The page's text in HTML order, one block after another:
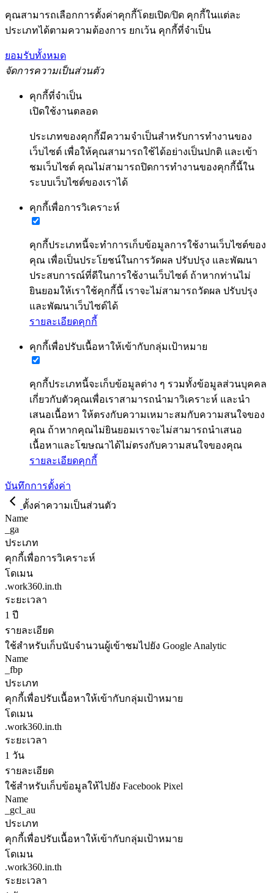
คุณสามารถเลือกการตั้งค่าคุกกี้โดยเปิด/ปิด คุกกี้ในแต่ละ
ประเภทได้ตามความต้องการ ยกเว้น คุกกี้ที่จำเป็น
ยอมรับทั้งหมด
จัดการความเป็นส่วนตัว
คุกกี้ที่จำเป็น
เปิดใช้งานตลอด
ประเภทของคุกกี้มีความจำเป็นสำหรับการทำงานของ
เว็บไซต์ เพื่อให้คุณสามารถใช้ได้อย่างเป็นปกติ และเข้า
ชมเว็บไซต์ คุณไม่สามารถปิดการทำงานของคุกกี้นี้ใน
ระบบเว็บไซต์ของเราได้
คุกกี้เพื่อการวิเคราะห์
คุกกี้ประเภทนี้จะทำการเก็บข้อมูลการใช้งานเว็บไซต์ของ
คุณ เพื่อเป็นประโยชน์ในการวัดผล ปรับปรุง และพัฒนา
ประสบการณ์ที่ดีในการใช้งานเว็บไซต์ ถ้าหากท่านไม่
ยินยอมให้เราใช้คุกกี้นี้ เราจะไม่สามารถวัดผล ปรับปรุง
และพัฒนาเว็บไซต์ได้
รายละเอียดคุกกี้
คุกกี้เพื่อปรับเนื้อหาให้เข้ากับกลุ่มเป้าหมาย
คุกกี้ประเภทนี้จะเก็บข้อมูลต่าง ๆ รวมทั้งข้อมูลส่วนบุคคล
เกี่ยวกับตัวคุณเพื่อเราสามารถนำมาวิเคราะห์ และนำ
เสนอเนื้อหา ให้ตรงกับความเหมาะสมกับความสนใจของ
คุณ ถ้าหากคุณไม่ยินยอมเราจะไม่สามารถนำเสนอ
เนื้อหาและโฆษณาได้ไม่ตรงกับความสนใจของคุณ
รายละเอียดคุกกี้
บันทึกการตั้งค่า
ตั้งค่าความเป็นส่วนตัว
Name
_ga
ประเภท
คุกกี้เพื่อการวิเคราะห์
โดเมน
.work360.in.th
ระยะเวลา
1 ปี
รายละเอียด
ใช้สำหรับเก็บนับจำนวนผู้เข้าชมไปยัง Google Analytic
Name
_fbp
ประเภท
คุกกี้เพื่อปรับเนื้อหาให้เข้ากับกลุ่มเป้าหมาย
โดเมน
.work360.in.th
ระยะเวลา
1 วัน
รายละเอียด
ใช้สำหรับเก็บข้อมูลให้ไปยัง Facebook Pixel
Name
_gcl_au
ประเภท
คุกกี้เพื่อปรับเนื้อหาให้เข้ากับกลุ่มเป้าหมาย
โดเมน
.work360.in.th
ระยะเวลา